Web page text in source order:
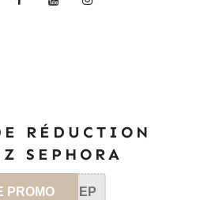
RÉDUCTION
SEPHORA
PROMO SEP